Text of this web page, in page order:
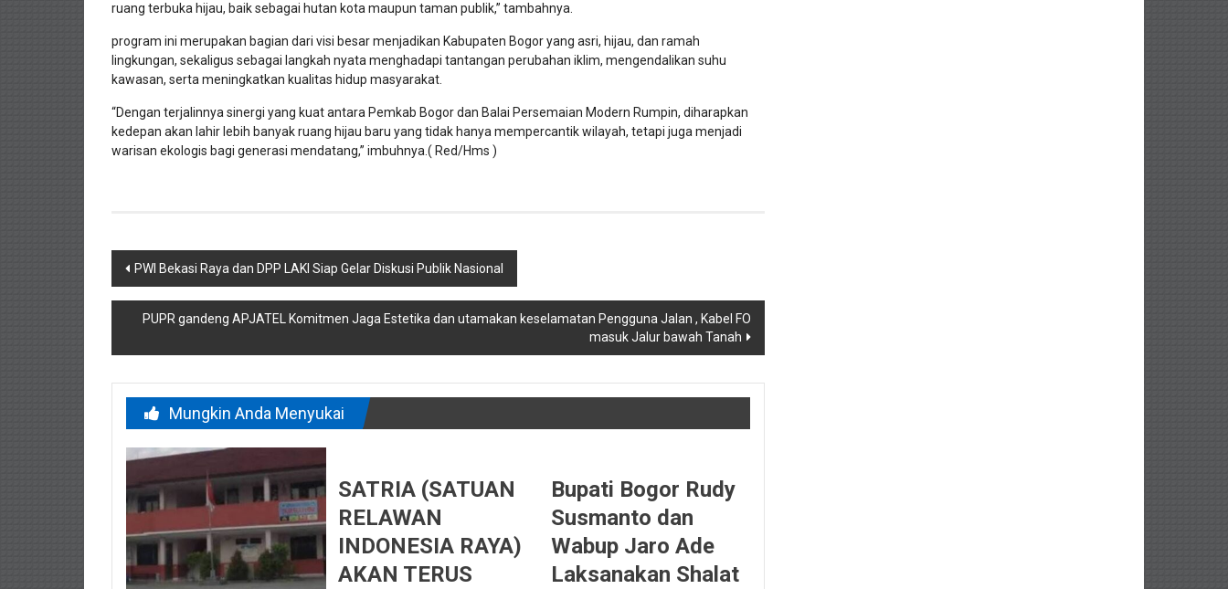
ruang terbuka hijau, baik sebagai hutan kota maupun taman publik,” tambahnya.
program ini merupakan bagian dari visi besar menjadikan Kabupaten Bogor yang asri, hijau, dan ramah
lingkungan, sekaligus sebagai langkah nyata menghadapi tantangan perubahan iklim, mengendalikan suhu
kawasan, serta meningkatkan kualitas hidup masyarakat.
“Dengan terjalinnya sinergi yang kuat antara Pemkab Bogor dan Balai Persemaian Modern Rumpin, diharapkan
kedepan akan lahir lebih banyak ruang hijau baru yang tidak hanya mempercantik wilayah, tetapi juga menjadi
warisan ekologis bagi generasi mendatang,” imbuhnya.( Red/Hms )
Navigasi
pos
PWI Bekasi Raya dan DPP LAKI Siap Gelar Diskusi Publik Nasional
PUPR gandeng APJATEL Komitmen Jaga Estetika dan utamakan keselamatan Pengguna Jalan , Kabel FO
masuk Jalur bawah Tanah
Mungkin Anda Menyukai
SATRIA (SATUAN
RELAWAN
INDONESIA RAYA)
AKAN TERUS
Bupati Bogor Rudy
Susmanto dan
Wabup Jaro Ade
Laksanakan Shalat